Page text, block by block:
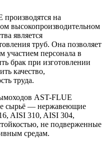
на
высокопроизводительном
является
труб. Она позволяет
участием персонала в
брак при изготовлении
качество,
труда.
AST-FLUE
сырьё — нержавеющие
AISI 310, AISI 304,
не подверженные
средам.